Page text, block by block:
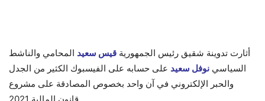
أثارت تدوينة شقيق رئيس الجمهورية قيس سعيد المحامي والناشط
السياسي نوفل سعيد على حسابه على الفيسبوك الكثير من الجدل
والحبر الإلكتروني في آن واحد بخصوص المصادقة على مشروع